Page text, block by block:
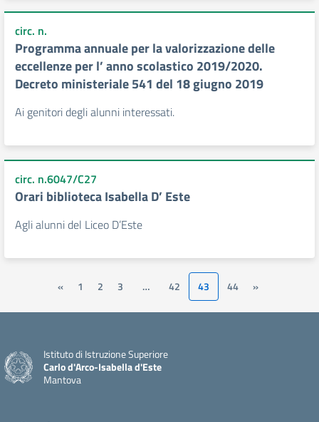
circ. n.
Programma annuale per la valorizzazione delle
eccellenze per l’ anno scolastico 2019/2020.
Decreto ministeriale 541 del 18 giugno 2019
Ai genitori degli alunni interessati.
circ. n.6047/C27
Orari biblioteca Isabella D’ Este
Agli alunni del Liceo D’Este
« 1 2 3 … 42 43 44 »
Istituto di Istruzione Superiore
Carlo d'Arco-Isabella d'Este
Mantova